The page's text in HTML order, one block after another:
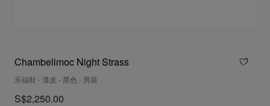
Chambelimoc Night Strass
乐福鞋 - 漆皮 - 黑色 - 男裝
S$2,250.00